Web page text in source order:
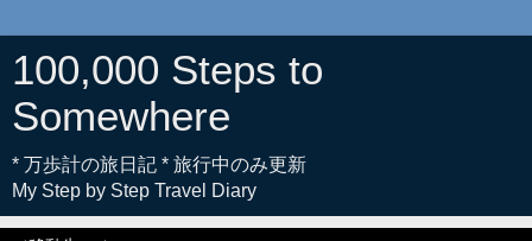
100,000 Steps to
Somewhere
* 万歩計の旅日記 * 旅行中のみ更新
My Step by Step Travel Diary